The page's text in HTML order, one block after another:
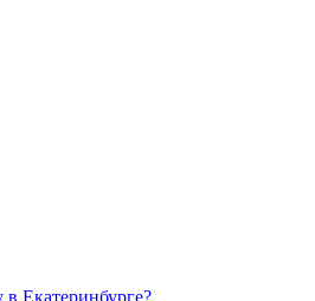
Екатеринбурге?